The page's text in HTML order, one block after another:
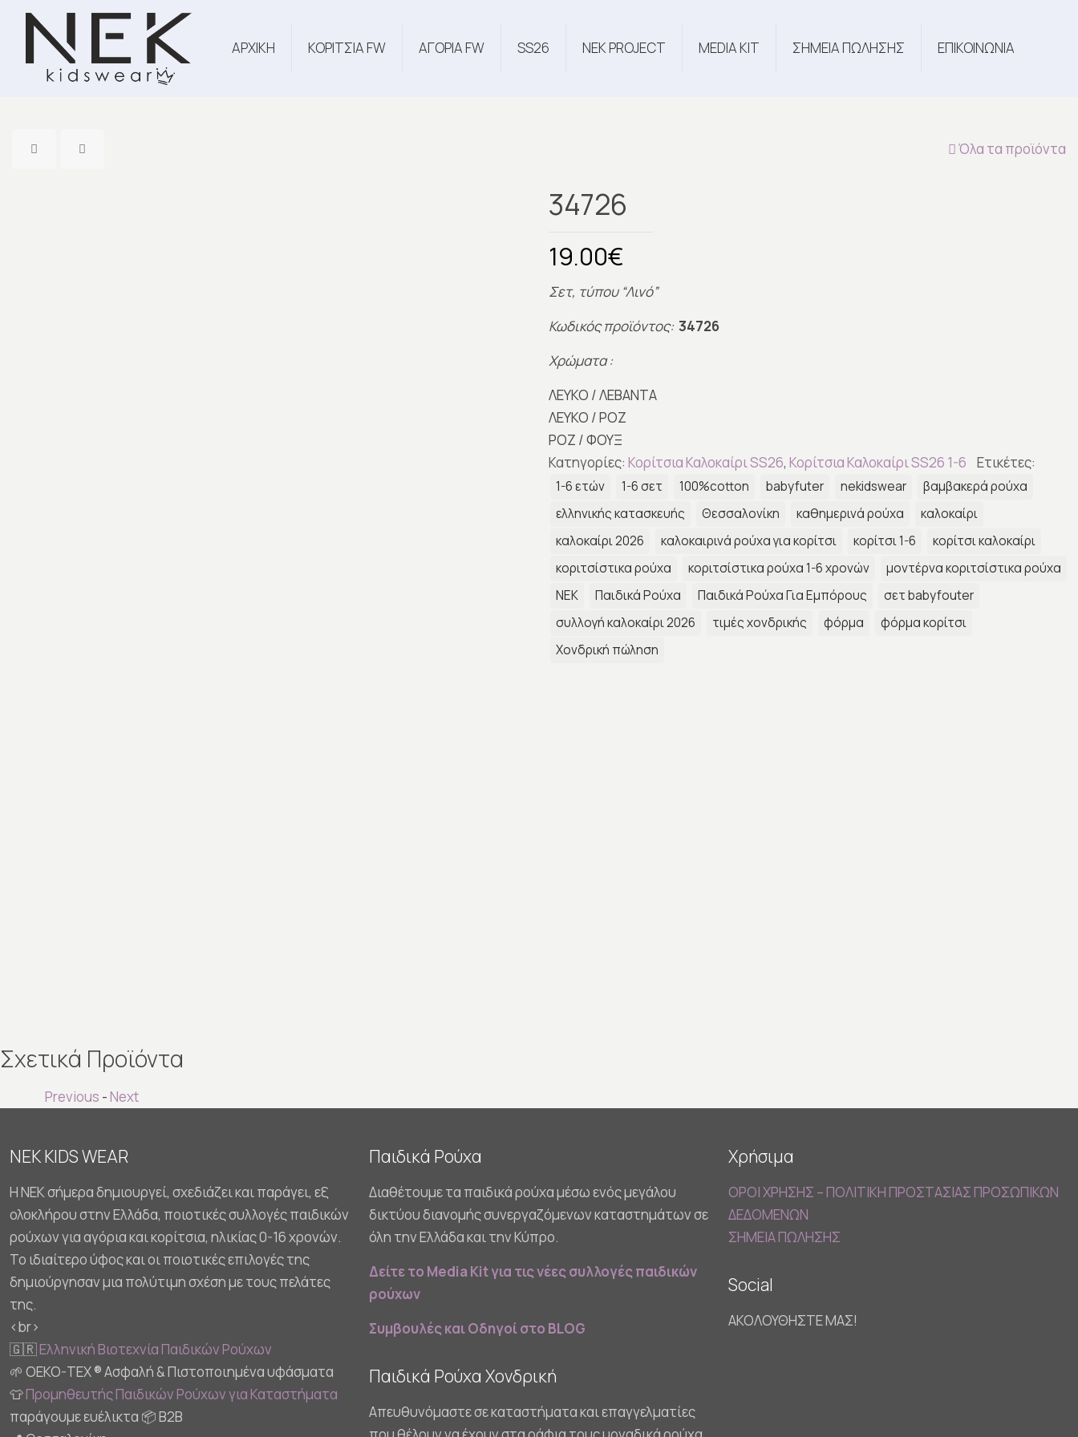
ΑΡΧΙΚΗ ΚΟΡΙΤΣΙΑ FW ΑΓΟΡΙΑ FW SS26 NEK PROJECT MEDIA KIT ΣΗΜΕΙΑ ΠΩΛΗΣΗΣ ΕΠΙΚΟΙΝΩΝΙΑ
Όλα τα προϊόντα
34726
19.00€
Σετ, τύπου “Λινό”
Κωδικός προϊόντος: 34726
Χρώματα :
ΛΕΥΚΟ / ΛΕΒΑΝΤΑ
ΛΕΥΚΟ / ΡΟΖ
ΡΟΖ / ΦΟΥΞ
Κατηγορίες: Κορίτσια Καλοκαίρι SS26, Κορίτσια Καλοκαίρι SS26 1-6 Ετικέτες:
1-6 ετών 1-6 σετ 100%cotton babyfuter nekidswear
βαμβακερά ρούχα
ελληνικής κατασκευής
Θεσσαλονίκη καθημερινά ρούχα
καλοκαίρι
καλοκαίρι 2026
καλοκαιρινά ρούχα για κορίτσι κορίτσι 1-6
κορίτσι καλοκαίρι
κοριτσίστικα ρούχα
κοριτσίστικα ρούχα 1-6 χρονών
μοντέρνα κοριτσίστικα ρούχα
ΝΕΚ
Παιδικά Ρούχα Παιδικά Ρούχα Για Εμπόρους
σετ babyfouter
συλλογή καλοκαίρι 2026
τιμές χονδρικής φόρμα
φόρμα κορίτσι
Χονδρική πώληση
Σχετικά Προϊόντα
Previous -Next
NEK KIDS WEAR
Η NEK σήμερα δημιουργεί, σχεδιάζει και παράγει, εξ
ολοκλήρου στην Ελλάδα, ποιοτικές συλλογές παιδικών
ρούχων για αγόρια και κορίτσια, ηλικίας 0-16 χρονών.
Το ιδιαίτερο ύφος και οι ποιοτικές επιλογές της
δημιούργησαν μια πολύτιμη σχέση με τους πελάτες
της.
<br>
🇬🇷Ελληνική Βιοτεχνία Παιδικών Ρούχων
🌱 OEKO-TEX ® Ασφαλή & Πιστοποιημένα υφάσματα
👕Προμηθευτής Παιδικών Ρούχων για Καταστήματα
παράγουμε ευέλικτα 📦 B2B
Παιδικά Ρούχα
Διαθέτουμε τα παιδικά ρούχα μέσω ενός μεγάλου
δικτύου διανομής συνεργαζόμενων καταστημάτων σε
όλη την Ελλάδα και την Κύπρο.
Δείτε το Media Kit για τις νέες συλλογές παιδικών
ρούχων
Συμβουλές και Οδηγοί στο BLOG
Παιδικά Ρούχα Χονδρική
Απευθυνόμαστε σε καταστήματα και επαγγελματίες
Χρήσιμα
ΟΡΟΙ ΧΡΗΣΗΣ – ΠΟΛΙΤΙΚΗ ΠΡΟΣΤΑΣΙΑΣ ΠΡΟΣΩΠΙΚΩΝ
ΔΕΔΟΜΕΝΩΝ
ΣΗΜΕΙΑ ΠΩΛΗΣΗΣ
Social
ΑΚΟΛΟΥΘΗΣΤΕ ΜΑΣ!